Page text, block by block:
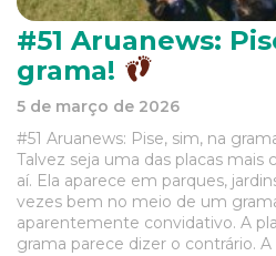
#51 Aruanews:
grama!
5 de março de 2026
#51 Aruanews: Pise, sim, na
Talvez seja uma das placas mais
aí. Ela aparece em parques,
vezes bem no meio de um
aparentemente convidativo. A
grama parece dizer o contrário. A